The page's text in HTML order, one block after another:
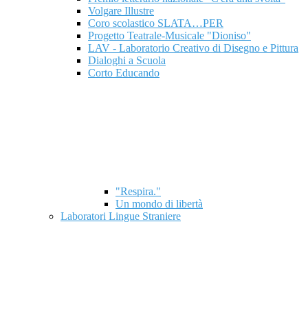
Volgare Illustre
Coro scolastico SLATA…PER
Progetto Teatrale-Musicale "Dioniso"
LAV - Laboratorio Creativo di Disegno e Pittura
Dialoghi a Scuola
Corto Educando
"Respira."
Un mondo di libertà
Laboratori Lingue Straniere